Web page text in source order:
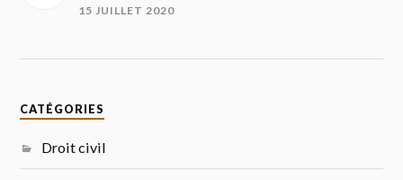
15 JUILLET 2020
CATÉGORIES
Droit civil